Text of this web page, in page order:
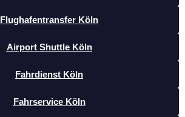
Flughafentransfer Köln
Airport Shuttle Köln
Fahrdienst Köln
Fahrservice Köln